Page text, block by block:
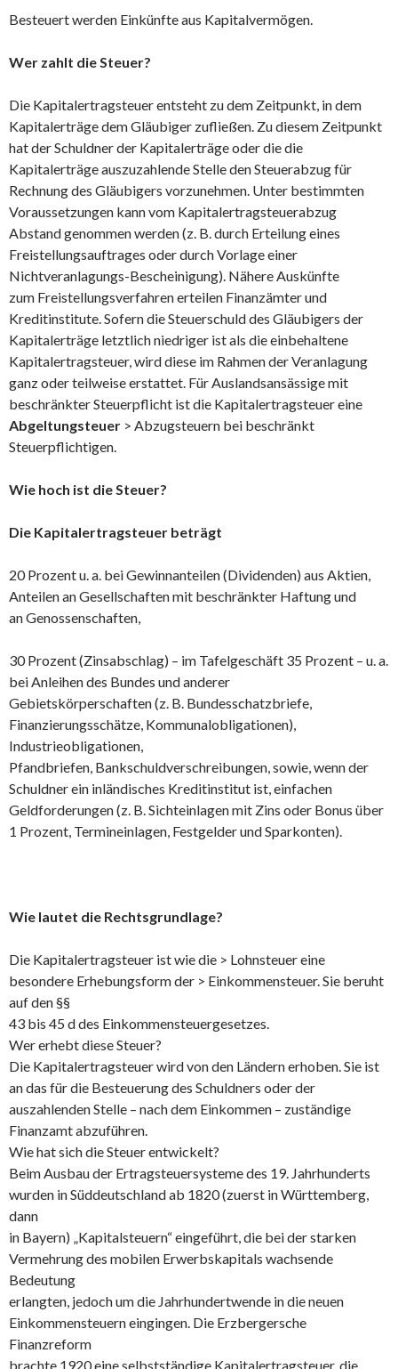
Besteuert werden Einkünfte aus Kapitalvermögen.
Wer zahlt die Steuer?
Die Kapitalertragsteuer entsteht zu dem Zeitpunkt, in dem
Kapitalerträge dem Gläubiger zufließen. Zu diesem Zeitpunkt
hat der Schuldner der Kapitalerträge oder die die
Kapitalerträge auszuzahlende Stelle den Steuerabzug für
Rechnung des Gläubigers vorzunehmen. Unter bestimmten
Voraussetzungen kann vom Kapitalertragsteuerabzug
Abstand genommen werden (z. B. durch Erteilung eines
Freistellungsauftrages oder durch Vorlage einer
Nichtveranlagungs-Bescheinigung). Nähere Auskünfte
zum Freistellungsverfahren erteilen Finanzämter und
Kreditinstitute. Sofern die Steuerschuld des Gläubigers der
Kapitalerträge letztlich niedriger ist als die einbehaltene
Kapitalertragsteuer, wird diese im Rahmen der Veranlagung
ganz oder teilweise erstattet. Für Auslandsansässige mit
beschränkter Steuerpflicht ist die Kapitalertragsteuer eine
Abgeltungsteuer > Abzugsteuern bei beschränkt
Steuerpflichtigen.
Wie hoch ist die Steuer?
Die Kapitalertragsteuer beträgt
20 Prozent u. a. bei Gewinnanteilen (Dividenden) aus Aktien,
Anteilen an Gesellschaften mit beschränkter Haftung und
an Genossenschaften,
30 Prozent (Zinsabschlag) – im Tafelgeschäft 35 Prozent – u. a.
bei Anleihen des Bundes und anderer
Gebietskörperschaften (z. B. Bundesschatzbriefe,
Finanzierungsschätze, Kommunalobligationen),
Industrieobligationen,
Pfandbriefen, Bankschuldverschreibungen, sowie, wenn der
Schuldner ein inländisches Kreditinstitut ist, einfachen
Geldforderungen (z. B. Sichteinlagen mit Zins oder Bonus über
1 Prozent, Termineinlagen, Festgelder und Sparkonten).
Wie lautet die Rechtsgrundlage?
Die Kapitalertragsteuer ist wie die > Lohnsteuer eine
besondere Erhebungsform der > Einkommensteuer. Sie beruht
auf den §§
43 bis 45 d des Einkommensteuergesetzes.
Wer erhebt diese Steuer?
Die Kapitalertragsteuer wird von den Ländern erhoben. Sie ist
an das für die Besteuerung des Schuldners oder der
auszahlenden Stelle – nach dem Einkommen – zuständige
Finanzamt abzuführen.
Wie hat sich die Steuer entwickelt?
Beim Ausbau der Ertragsteuersysteme des 19. Jahrhunderts
wurden in Süddeutschland ab 1820 (zuerst in Württemberg,
dann
in Bayern) „Kapitalsteuern“ eingeführt, die bei der starken
Vermehrung des mobilen Erwerbskapitals wachsende
Bedeutung
erlangten, jedoch um die Jahrhundertwende in die neuen
Einkommensteuern eingingen. Die Erzbergersche
Finanzreform
brachte 1920 eine selbstständige Kapitalertragsteuer, die